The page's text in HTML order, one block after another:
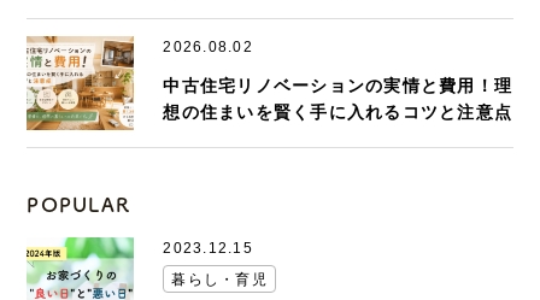
2026.08.02
中古住宅リノベーションの実情と費用！理
想の住まいを賢く手に入れるコツと注意点
POPULAR
2023.12.15
暮らし・育児